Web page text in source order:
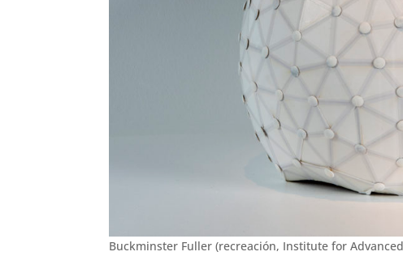
Buckminster Fuller (recreación, Institute for